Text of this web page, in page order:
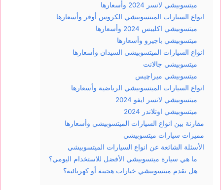
ميتسوبيشي لانسر 2024 وأسعارها
انواع السيارات الميتسوبيشي الكروس أوفر وأسعارها
ميتسوبيشي اكليبس 2024 وأسعارها
ميتسوبيشي باجيرو وأسعارها
انواع السيارات الميتسوبيشي السيدان وأسعارها
ميتسوبيشي جالانت
ميتسوبيشي ميراچيس
انواع السيارات الميتسوبيشي الرياضية وأسعارها
ميتسوبيشي لانسر ايفو 2024
ميتسوبيشي اوتلاندر 2024
مقارنة بين انواع السيارات الميتسوبيشي وأسعارها
مميزات سيارات ميتسوبيشي
الأسئلة الشائعة عن انواع السيارات الميتسوبيشي
ما هي سيارة ميتسوبيشي الأفضل للاستخدام اليومي؟
هل تقدم ميتسوبيشي خيارات هجينة أو كهربائية؟